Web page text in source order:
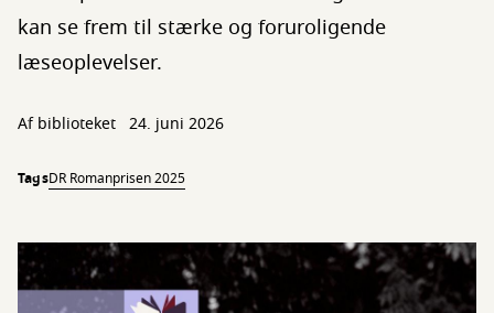
kan se frem til stærke og foruroligende
læseoplevelser.
Af biblioteket 24. juni 2026
TagsDR Romanprisen 2025